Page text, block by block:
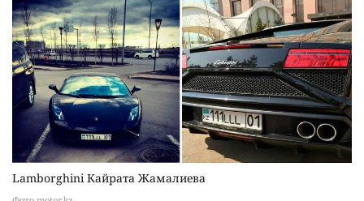
Lamborghini Кайрата Жамалиева